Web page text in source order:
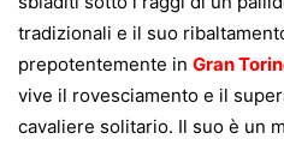
tradizionali e il suo
prepotentemente in Gran
vive il rovesciamento e il
cavaliere solitario. Il suo è un